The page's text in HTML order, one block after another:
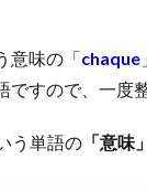
意味の「chaque
ですので、一度
う単語の 「意味